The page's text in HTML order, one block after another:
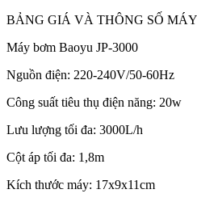
BẢNG GIÁ VÀ THÔNG SỐ
Máy bơm Baoyu JP-3000
Nguồn điện: 220-240V/50-60Hz
Công suất tiêu thụ điện năng: 20w
Lưu lượng tối đa: 3000L/h
Cột áp tối đa: 1,8m
Kích thước máy: 17x9x11cm